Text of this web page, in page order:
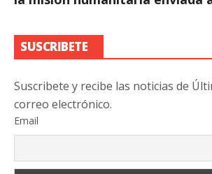
SUSCRIBETE
Suscribete y recibe las noticias de
correo electrónico.
Email